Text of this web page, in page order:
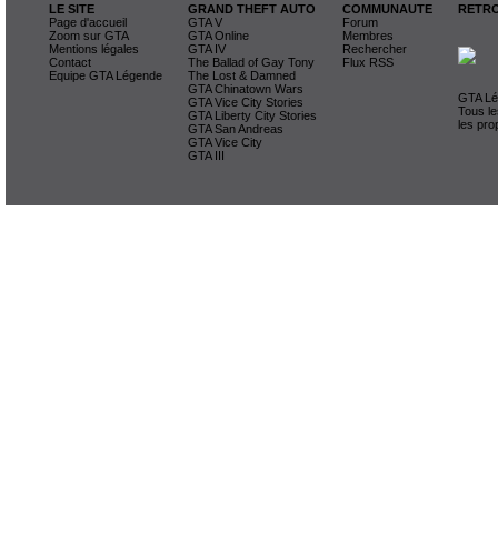
LE SITE
Page d'accueil
Zoom sur GTA
Mentions légales
Contact
Equipe GTA Légende
GRAND THEFT AUTO
GTA V
GTA Online
GTA IV
The Ballad of Gay Tony
The Lost & Damned
GTA Chinatown Wars
GTA Vice City Stories
GTA Liberty City Stories
GTA San Andreas
GTA Vice City
GTA III
COMMUNAUTE
Forum
Membres
Rechercher
Flux RSS
GTA
Tous
les